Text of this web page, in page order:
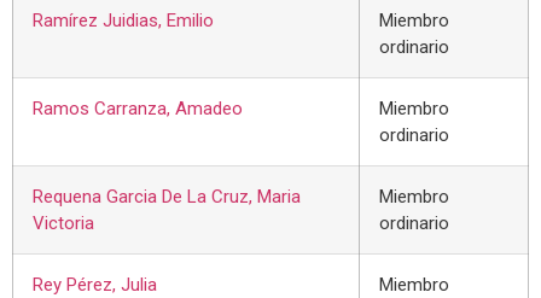
Ramírez Juidias, Emilio
Miembro
ordinario
Ramos Carranza, Amadeo
Miembro
ordinario
Requena Garcia De La Cruz, Maria
Victoria
Miembro
ordinario
Rey Pérez, Julia
Miembro